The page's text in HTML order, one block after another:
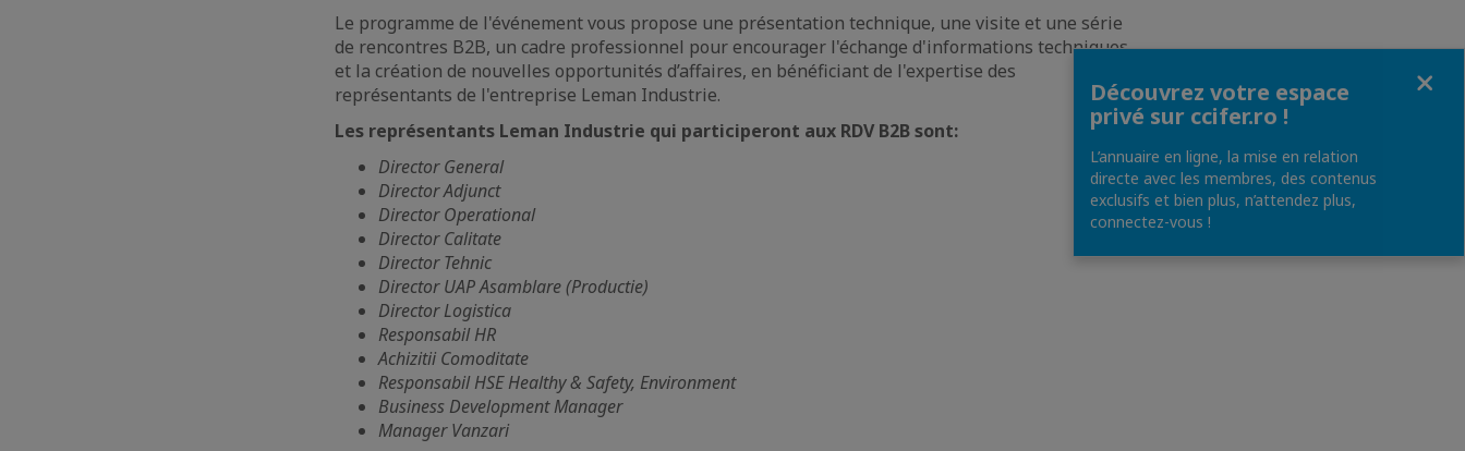
Le programme de l'événement vous propose une présentation technique, une visite et une série
de rencontres B2B, un cadre professionnel pour encourager l'échange d'informations techniques
et la création de nouvelles opportunités d’affaires, en bénéficiant de l'expertise des
représentants de l'entreprise Leman Industrie.
Les représentants Leman Industrie qui participeront aux RDV B2B sont:
Director General
Director Adjunct
Director Operational
Director Calitate
Director Tehnic
Director UAP Asamblare (Productie)
Director Logistica
Responsabil HR
Achizitii Comoditate
Responsabil HSE Healthy & Safety, Environment
Business Development Manager
Manager Vanzari
Découvrez votre espace
privé sur ccifer.ro !
L’annuaire en ligne, la mise en relation
directe avec les membres, des contenus
exclusifs et bien plus, n’attendez plus,
connectez-vous !